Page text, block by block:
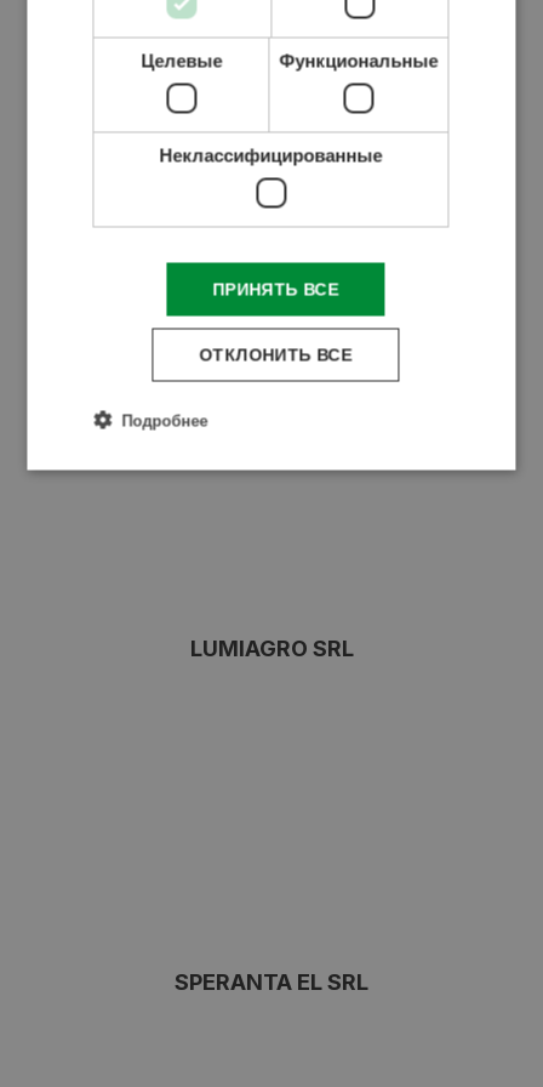
GRUP GOM SRL
LUMIAGRO SRL
SPERANTA EL SRL
Целевые Функциональные
Неклассифицированные
ПРИНЯТЬ ВСЕ
ОТКЛОНИТЬ ВСЕ
Подробнее